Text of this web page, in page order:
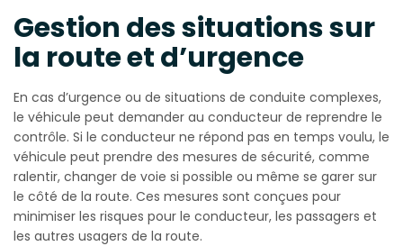
Gestion des situations sur
la route et d’urgence
En cas d’urgence ou de situations de conduite complexes,
le véhicule peut demander au conducteur de reprendre le
contrôle. Si le conducteur ne répond pas en temps voulu, le
véhicule peut prendre des mesures de sécurité, comme
ralentir, changer de voie si possible ou même se garer sur
le côté de la route. Ces mesures sont conçues pour
minimiser les risques pour le conducteur, les passagers et
les autres usagers de la route.